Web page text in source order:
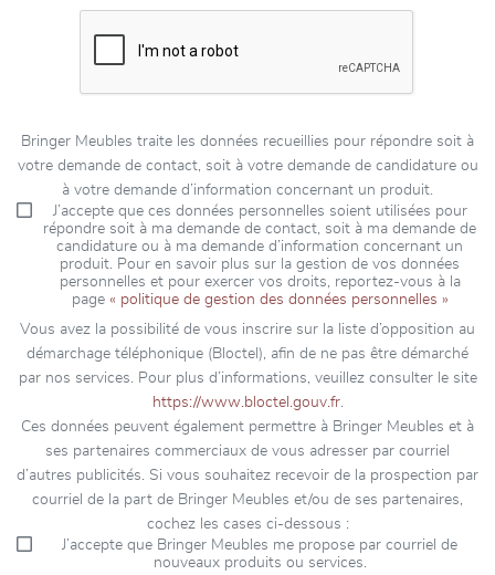
Bringer Meubles traite les données recueillies pour répondre soit à
votre demande de contact, soit à votre demande de candidature ou
à votre demande d’information concernant un produit.
J’accepte que ces données personnelles soient utilisées pour
répondre soit à ma demande de contact, soit à ma demande de
candidature ou à ma demande d’information concernant un
produit. Pour en savoir plus sur la gestion de vos données
personnelles et pour exercer vos droits, reportez-vous à la
page « politique de gestion des données personnelles »
Vous avez la possibilité de vous inscrire sur la liste d’opposition au
démarchage téléphonique (Bloctel), afin de ne pas être démarché
par nos services. Pour plus d’informations, veuillez consulter le site
https://www.bloctel.gouv.fr.
Ces données peuvent également permettre à Bringer Meubles et à
ses partenaires commerciaux de vous adresser par courriel
d’autres publicités. Si vous souhaitez recevoir de la prospection par
courriel de la part de Bringer Meubles et/ou de ses partenaires,
cochez les cases ci-dessous :
J’accepte que Bringer Meubles me propose par courriel de
nouveaux produits ou services.